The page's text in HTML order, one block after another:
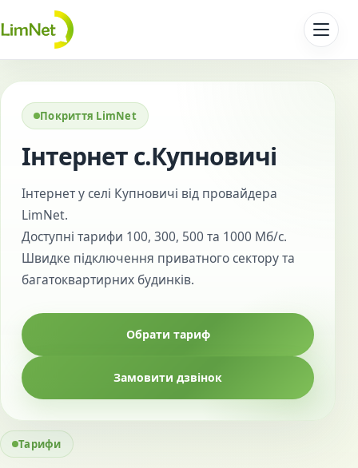
Перейти до контенту
Покриття LimNet
Інтернет с.Купновичі
Інтернет у селі Купновичі від провайдера
LimNet.
Доступні тарифи 100, 300, 500 та 1000 Мб/с.
Швидке підключення приватного сектору та
багатоквартирних будинків.
Обрати тариф
Замовити дзвінок
Тарифи